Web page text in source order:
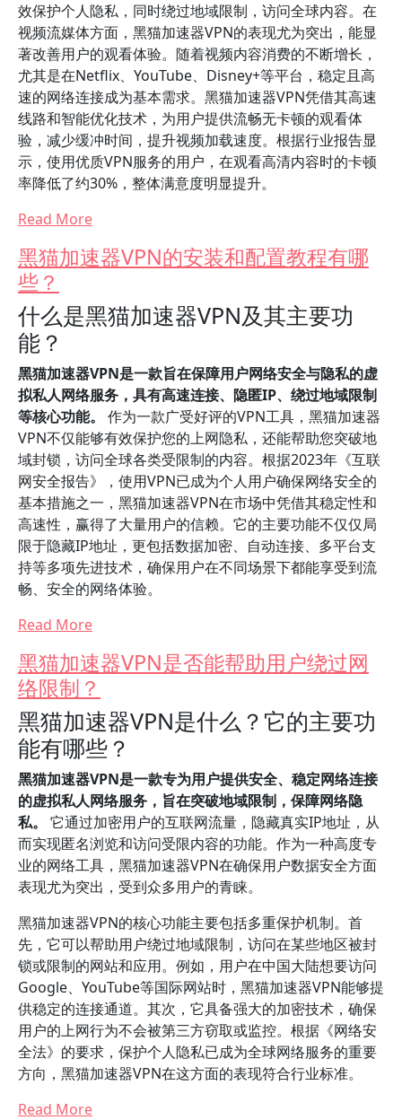
效保护个人隐私，同时绕过地域限制，访问全球内容。在
视频流媒体方面，黑猫加速器VPN的表现尤为突出，能显
著改善用户的观看体验。随着视频内容消费的不断增长，
尤其是在Netflix、YouTube、Disney+等平台，稳定且高
速的网络连接成为基本需求。黑猫加速器VPN凭借其高速
线路和智能优化技术，为用户提供流畅无卡顿的观看体
验，减少缓冲时间，提升视频加载速度。根据行业报告显
示，使用优质VPN服务的用户，在观看高清内容时的卡顿
率降低了约30%，整体满意度明显提升。
Read More
黑猫加速器VPN的安装和配置教程有哪
些？
什么是黑猫加速器VPN及其主要功
能？
黑猫加速器VPN是一款旨在保障用户网络安全与隐私的虚
拟私人网络服务，具有高速连接、隐匿IP、绕过地域限制
等核心功能。
作为一款广受好评的VPN工具，黑猫加速器
VPN不仅能够有效保护您的上网隐私，还能帮助您突破地
域封锁，访问全球各类受限制的内容。根据2023年《互联
网安全报告》，使用VPN已成为个人用户确保网络安全的
基本措施之一，黑猫加速器VPN在市场中凭借其稳定性和
高速性，赢得了大量用户的信赖。它的主要功能不仅仅局
限于隐藏IP地址，更包括数据加密、自动连接、多平台支
持等多项先进技术，确保用户在不同场景下都能享受到流
畅、安全的网络体验。
Read More
黑猫加速器VPN是否能帮助用户绕过网
络限制？
黑猫加速器VPN是什么？它的主要功
能有哪些？
黑猫加速器VPN是一款专为用户提供安全、稳定网络连接
的虚拟私人网络服务，旨在突破地域限制，保障网络隐
私。 它通过加密用户的互联网流量，隐藏真实IP地址，从
而实现匿名浏览和访问受限内容的功能。作为一种高度专
业的网络工具，黑猫加速器VPN在确保用户数据安全方面
表现尤为突出，受到众多用户的青睐。
黑猫加速器VPN的核心功能主要包括多重保护机制。首
先，它可以帮助用户绕过地域限制，访问在某些地区被封
锁或限制的网站和应用。例如，用户在中国大陆想要访问
Google、YouTube等国际网站时，黑猫加速器VPN能够提
供稳定的连接通道。其次，它具备强大的加密技术，确保
用户的上网行为不会被第三方窃取或监控。根据《网络安
全法》的要求，保护个人隐私已成为全球网络服务的重要
方向，黑猫加速器VPN在这方面的表现符合行业标准。
Read More